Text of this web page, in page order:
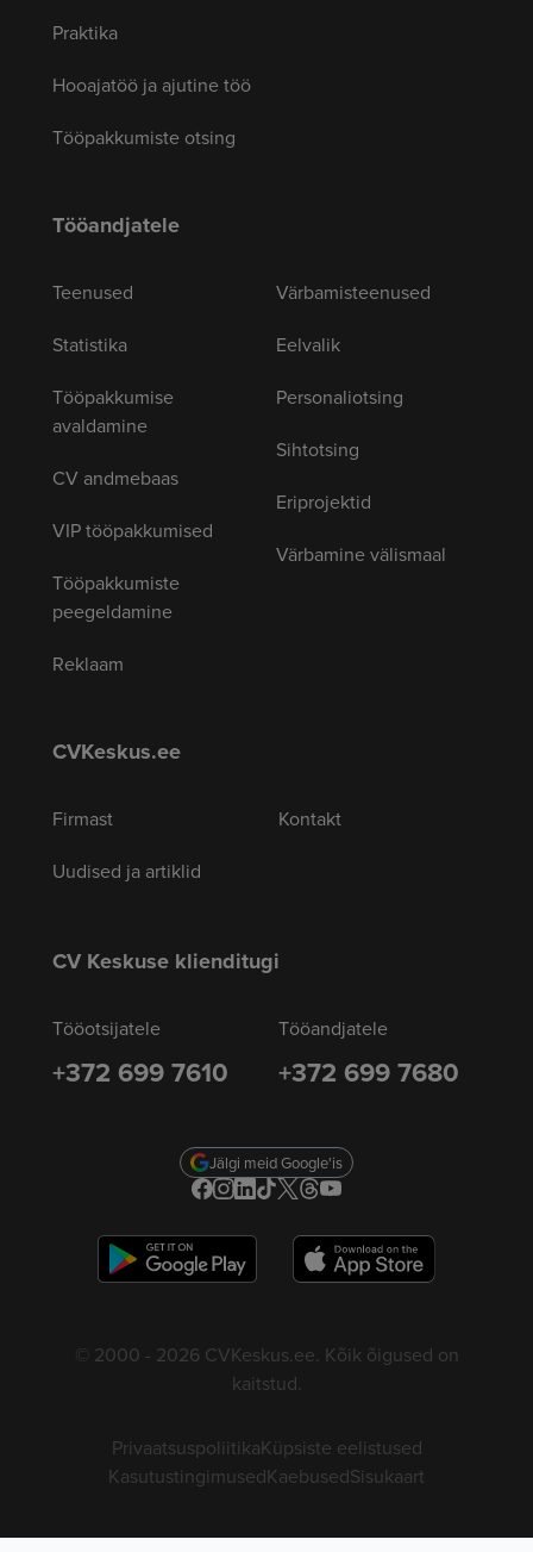
Praktika
Hooajatöö ja ajutine töö
Tööpakkumiste otsing
Tööandjatele
Teenused
Statistika
Tööpakkumise
avaldamine
CV andmebaas
VIP tööpakkumised
Tööpakkumiste
peegeldamine
Reklaam
Värbamisteenused
Eelvalik
Personaliotsing
Sihtotsing
Eriprojektid
Värbamine välismaal
CVKeskus.ee
Firmast
Uudised ja artiklid
Kontakt
CV Keskuse klienditugi
Tööotsijatele
+372 699 7610
Tööandjatele
+372 699 7680
Jälgi meid Google'is
© 2000 - 2026 CVKeskus.ee. Kõik õigused on
kaitstud.
PrivaatsuspoliitikaKüpsiste eelistused
KasutustingimusedKaebusedSisukaart